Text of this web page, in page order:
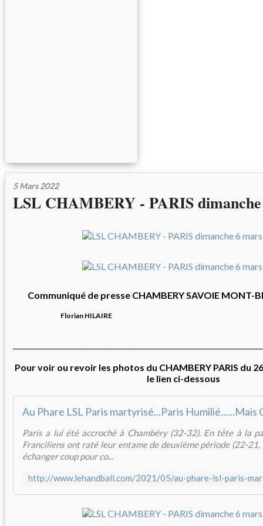
5 Mars 2022
LSL CHAMBERY - PARIS
Communiqué de presse CHAMBERY SAVOIE MONT-
Florian HILAIRE
Pour voir ou revoir les photos du CHAMBERY PARIS du
le lien ci-dessous
Paris a lui été accroché à Chambéry (32-32). En tête à la
Franciliens ont raté leur entame de deuxième période (22-
échanger coup pour co...